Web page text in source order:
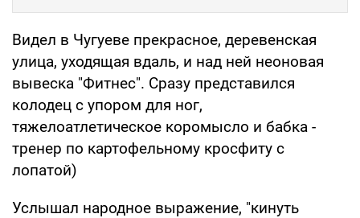
Видел в Чугуеве прекрасное, деревенская
улица, уходящая вдаль, и над ней неоновая
вывеска "Фитнес". Сразу представился
колодец с упором для ног,
тяжелоатлетическое коромысло и бабка -
тренер по картофельному кросфиту с
лопатой)
Услышал народное выражение, "кинуть